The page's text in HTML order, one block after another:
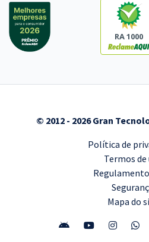
RA 1000
© 2012 - 2026 Gran
Política de
Termos de
Mapa do